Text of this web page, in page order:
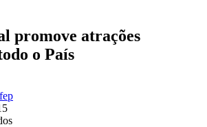
promove atrações
o País
em